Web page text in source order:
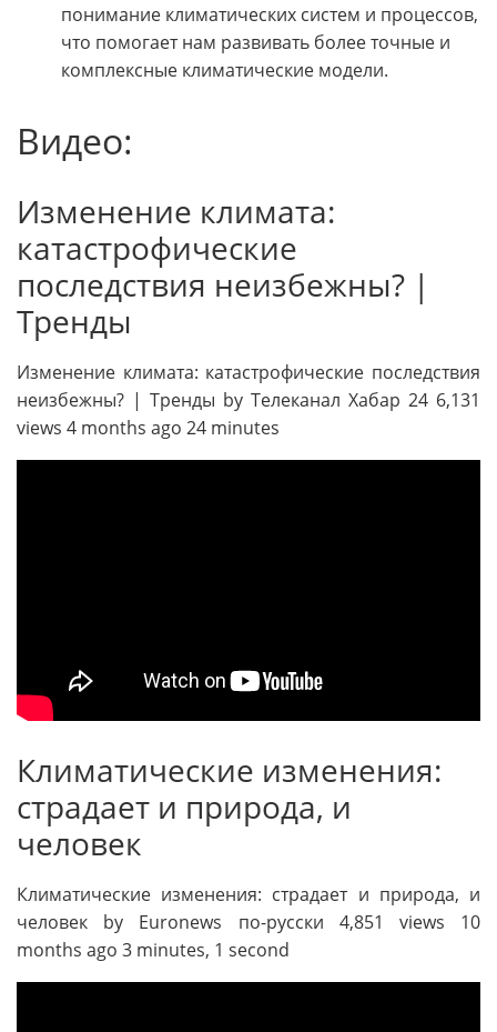
понимание климатических систем и процессов,
что помогает нам развивать более точные и
комплексные климатические модели.
Видео:
Изменение климата:
катастрофические
последствия неизбежны? |
Тренды
Изменение климата: катастрофические последствия
неизбежны? | Тренды by Телеканал Хабар 24 6,131
views 4 months ago 24 minutes
Климатические изменения:
страдает и природа, и
человек
Климатические изменения: страдает и природа, и
человек by Euronews по-русски 4,851 views 10
months ago 3 minutes, 1 second